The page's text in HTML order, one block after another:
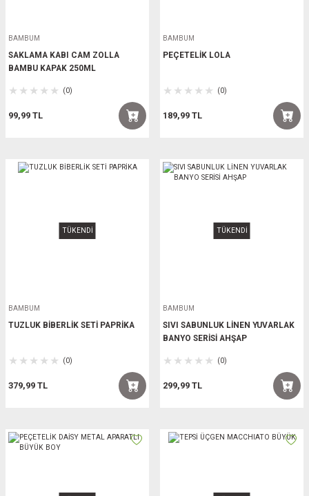
BAMBUM
SAKLAMA KABI CAM ZOLLA
BAMBU KAPAK 250ML
(0)
99,99 TL
BAMBUM
PEÇETELİK LOLA
(0)
189,99 TL
TÜKENDİ
BAMBUM
TUZLUK BİBERLİK SETİ PAPRİKA
(0)
379,99 TL
TÜKENDİ
BAMBUM
SIVI SABUNLUK LİNEN YUVARLAK
BANYO SERİSİ AHŞAP
(0)
299,99 TL